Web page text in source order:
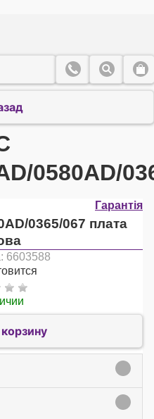
0580AD/
Гарантія
0365/067 плата
6603588